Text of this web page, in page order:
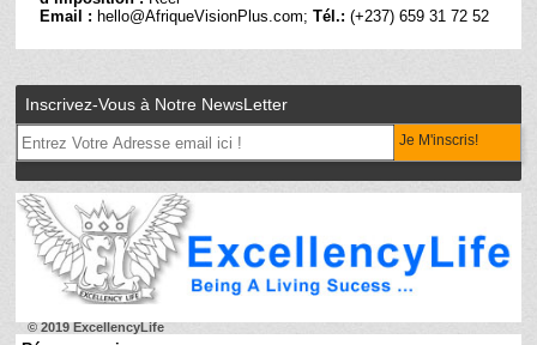
Email : hello@AfriqueVisionPlus.com;Tél.: (+237) 659 31 72 52
Inscrivez-Vous à Notre NewsLetter
Je M'inscris!
© 2019 ExcellencyLife